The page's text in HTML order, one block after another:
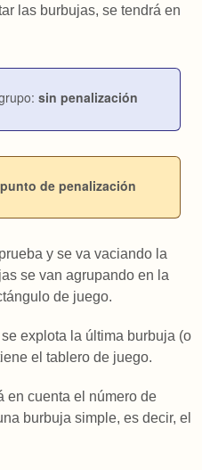
las burbujas, se tendrá en
sin penalización
de penalización
y se va vaciando la
se van agrupando en la
de juego.
explota la última burbuja (o
el tablero de juego.
en cuenta el número de
burbuja simple, es decir, el